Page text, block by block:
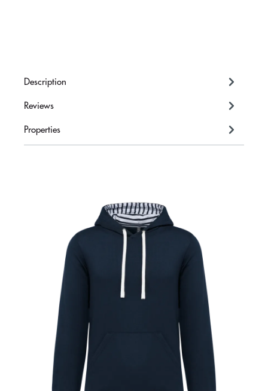
Description
Reviews
Properties